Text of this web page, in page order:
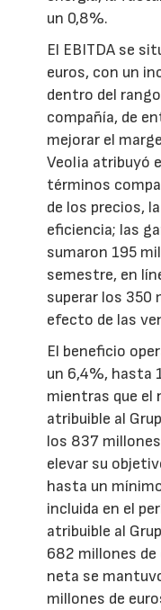
un 0,8%.
El EBITDA se
euros, con un
dentro del
compañía, de
mejorar el
Veolia atribuyó
términos
de los precios,
eficiencia; las
sumaron 195
semestre, en
superar los 350
efecto de las
El beneficio
un 6,4%, hasta
mientras que
atribuible al
los 837
elevar su
hasta un
incluida en el
atribuible al
682 millones de
neta se
millones de